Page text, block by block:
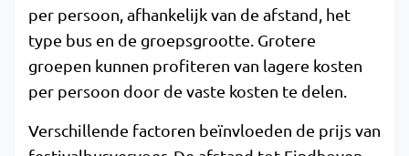
per persoon, afhankelijk van de afstand, het
type bus en de groepsgrootte. Grotere
groepen kunnen profiteren van lagere kosten
per persoon door de vaste kosten te delen.
Verschillende factoren beïnvloeden de prijs van